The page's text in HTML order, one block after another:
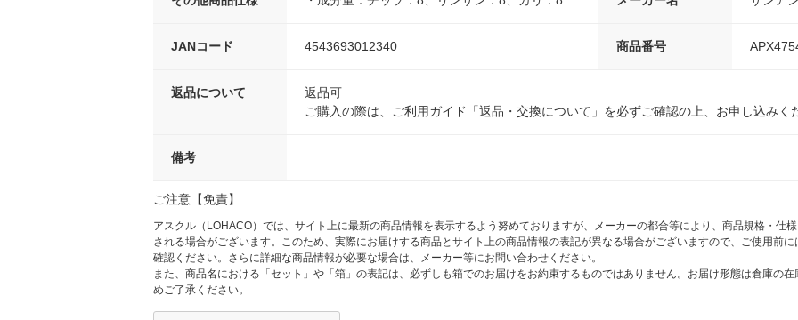
JANコード 4543693012340 商品番号
返品について
返品可
ご購入の際は、ご利用ガイド「返品・交換について」を必ずご確認の上、お申し込みく
備考
ご注意【免責】
アスクル（LOHACO）では、サイト上に最新の商品情報を表示するよう努めておりますが、メーカーの都合等により、商品規格・仕
される場合がございます。このため、実際にお届けする商品とサイト上の商品情報の表記が異なる場合がございますので、ご使用前
確認ください。さらに詳細な商品情報が必要な場合は、メーカー等にお問い合わせください。
また、商品名における「セット」や「箱」の表記は、必ずしも箱でのお届けをお約束するものではありません。お届け形態は倉庫の
めご了承ください。